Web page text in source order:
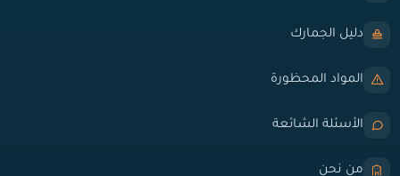
دليل الجمارك
المواد المحظورة
الأسئلة الشائعة
من نحن